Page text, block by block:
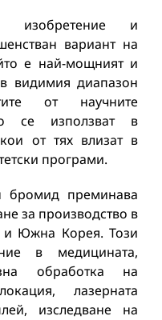
изобретение и
вариант на
е най-мощният и
видимия диапазон
от научните
се използват в
от тях влизат в
програми.
бромид преминава
за производство в
и Южна Корея. Този
в медицината,
обработка на
лазерната
изследване на